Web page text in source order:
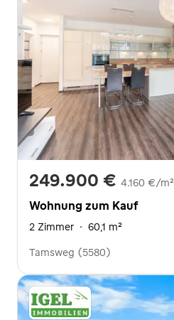
249.900 € 4.160 €/m²
Wohnung zum Kauf
2 Zimmer · 60,1 m²
Tamsweg (5580)